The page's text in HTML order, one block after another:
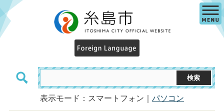
表示モード：スマートフォン｜ パソコン